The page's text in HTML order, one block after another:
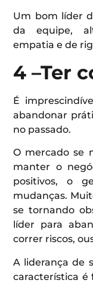
Um bom líder
da equipe,
empatia e de
4 –Ter
É
abandonar
no passado.
O mercado se
manter o
positivos, o
mudanças.
se tornando
líder para
correr riscos,
A liderança de
característica